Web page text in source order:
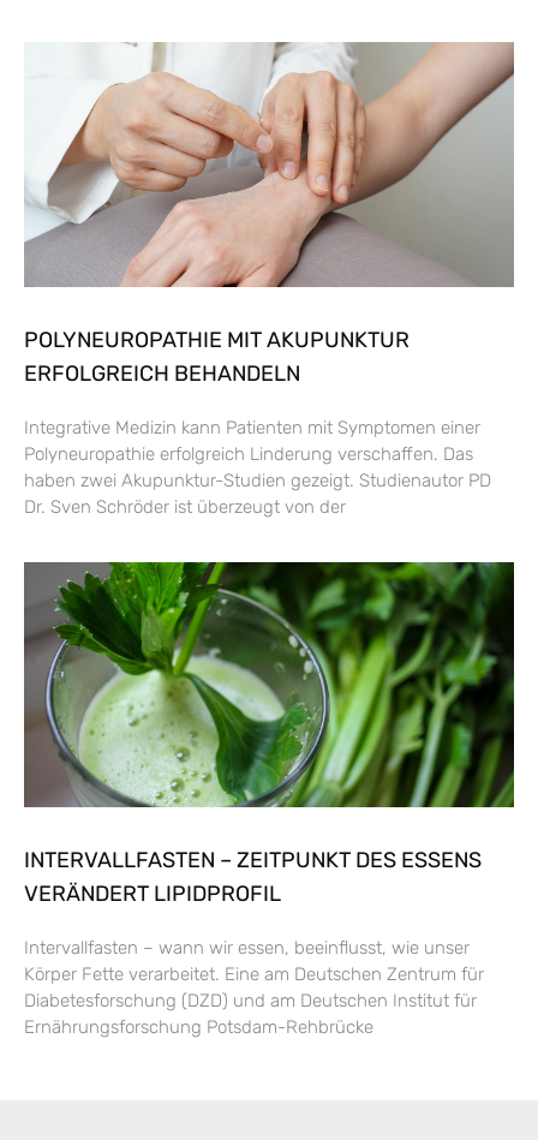
POLYNEUROPATHIE MIT AKUPUNKTUR
ERFOLGREICH BEHANDELN
Integrative Medizin kann Patienten mit Symptomen einer
Polyneuropathie erfolgreich Linderung verschaffen. Das
haben zwei Akupunktur-Studien gezeigt. Studienautor PD
Dr. Sven Schröder ist überzeugt von der
INTERVALLFASTEN – ZEITPUNKT DES ESSENS
VERÄNDERT LIPIDPROFIL
Intervallfasten – wann wir essen, beeinflusst, wie unser
Körper Fette verarbeitet. Eine am Deutschen Zentrum für
Diabetesforschung (DZD) und am Deutschen Institut für
Ernährungsforschung Potsdam-Rehbrücke